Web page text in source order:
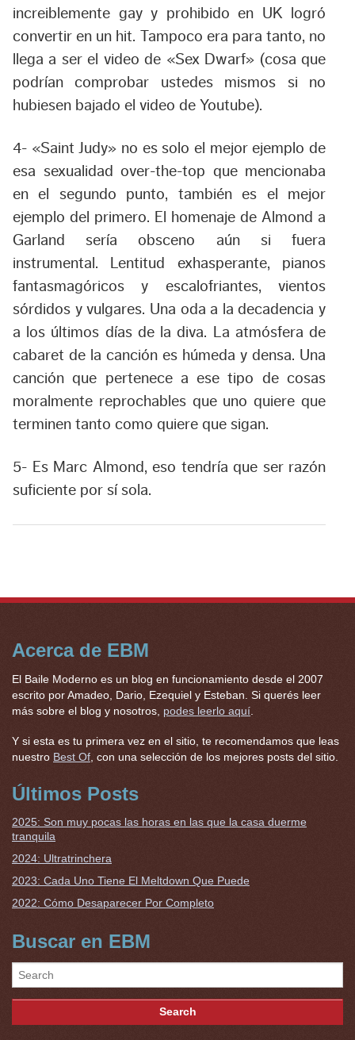
increiblemente gay y prohibido en UK logró
convertir en un hit. Tampoco era para tanto, no
llega a ser el video de «Sex Dwarf» (cosa que
podrían comprobar ustedes mismos si no
hubiesen bajado el video de Youtube).
4- «Saint Judy» no es solo el mejor ejemplo de
esa sexualidad over-the-top que mencionaba
en el segundo punto, también es el mejor
ejemplo del primero. El homenaje de Almond a
Garland sería obsceno aún si fuera
instrumental. Lentitud exhasperante, pianos
fantasmagóricos y escalofriantes, vientos
sórdidos y vulgares. Una oda a la decadencia y
a los últimos días de la diva. La atmósfera de
cabaret de la canción es húmeda y densa. Una
canción que pertenece a ese tipo de cosas
moralmente reprochables que uno quiere que
terminen tanto como quiere que sigan.
5- Es Marc Almond, eso tendría que ser razón
suficiente por sí sola.
Acerca de EBM
El Baile Moderno es un blog en funcionamiento desde el 2007
escrito por Amadeo, Dario, Ezequiel y Esteban. Si querés leer
más sobre el blog y nosotros, podes leerlo aquí
Y si esta es tu primera vez en el sitio, te recomendamos que leas
nuestro Best Of , con una selección de los mejores posts del sitio.
Últimos Posts
2025: Son muy pocas las horas en las que la casa duerme
tranquila
2024: Ultratrinchera
2023: Cada Uno Tiene El Meltdown Que Puede
2022: Cómo Desaparecer Por Completo
Buscar en EBM